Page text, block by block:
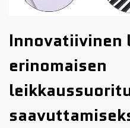
Innovatiivinen
erinomaisen